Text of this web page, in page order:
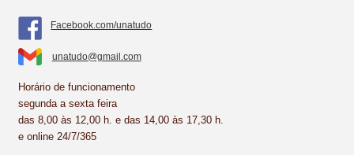
Facebook.com/unatudo
unatudo@gmail.com
Horário de funcionamento
segunda a sexta feira
das 8,00 às 12,00 h. e das 14,00 às 17,30 h.
e online 24/7/365